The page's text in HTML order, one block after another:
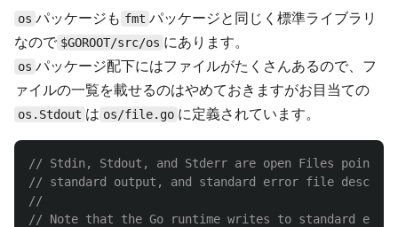
os パッケージも fmt パッケージと同じく標準ライブラリ
なので $GOROOT/src/os にあります。
os パッケージ配下にはファイルがたくさんあるので、フ
ァイルの一覧を載せるのはやめておきますがお目当ての
os.Stdout は os/file.go に定義されています。
// Stdin, Stdout, and Stderr are open Files
// standard output, and standard error file
//
// Note that the Go runtime writes to standard